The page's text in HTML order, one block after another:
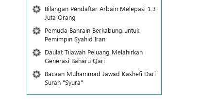
Bilangan Pendaftar Arbain Melepasi 1.3
Juta Orang
Pemuda Bahrain Berkabung untuk
Pemimpin Syahid Iran
Daulat Tilawah Peluang Melahirkan
Generasi Baharu Qari
Bacaan Muhammad Jawad Kashefi Dari
Surah "Syura"